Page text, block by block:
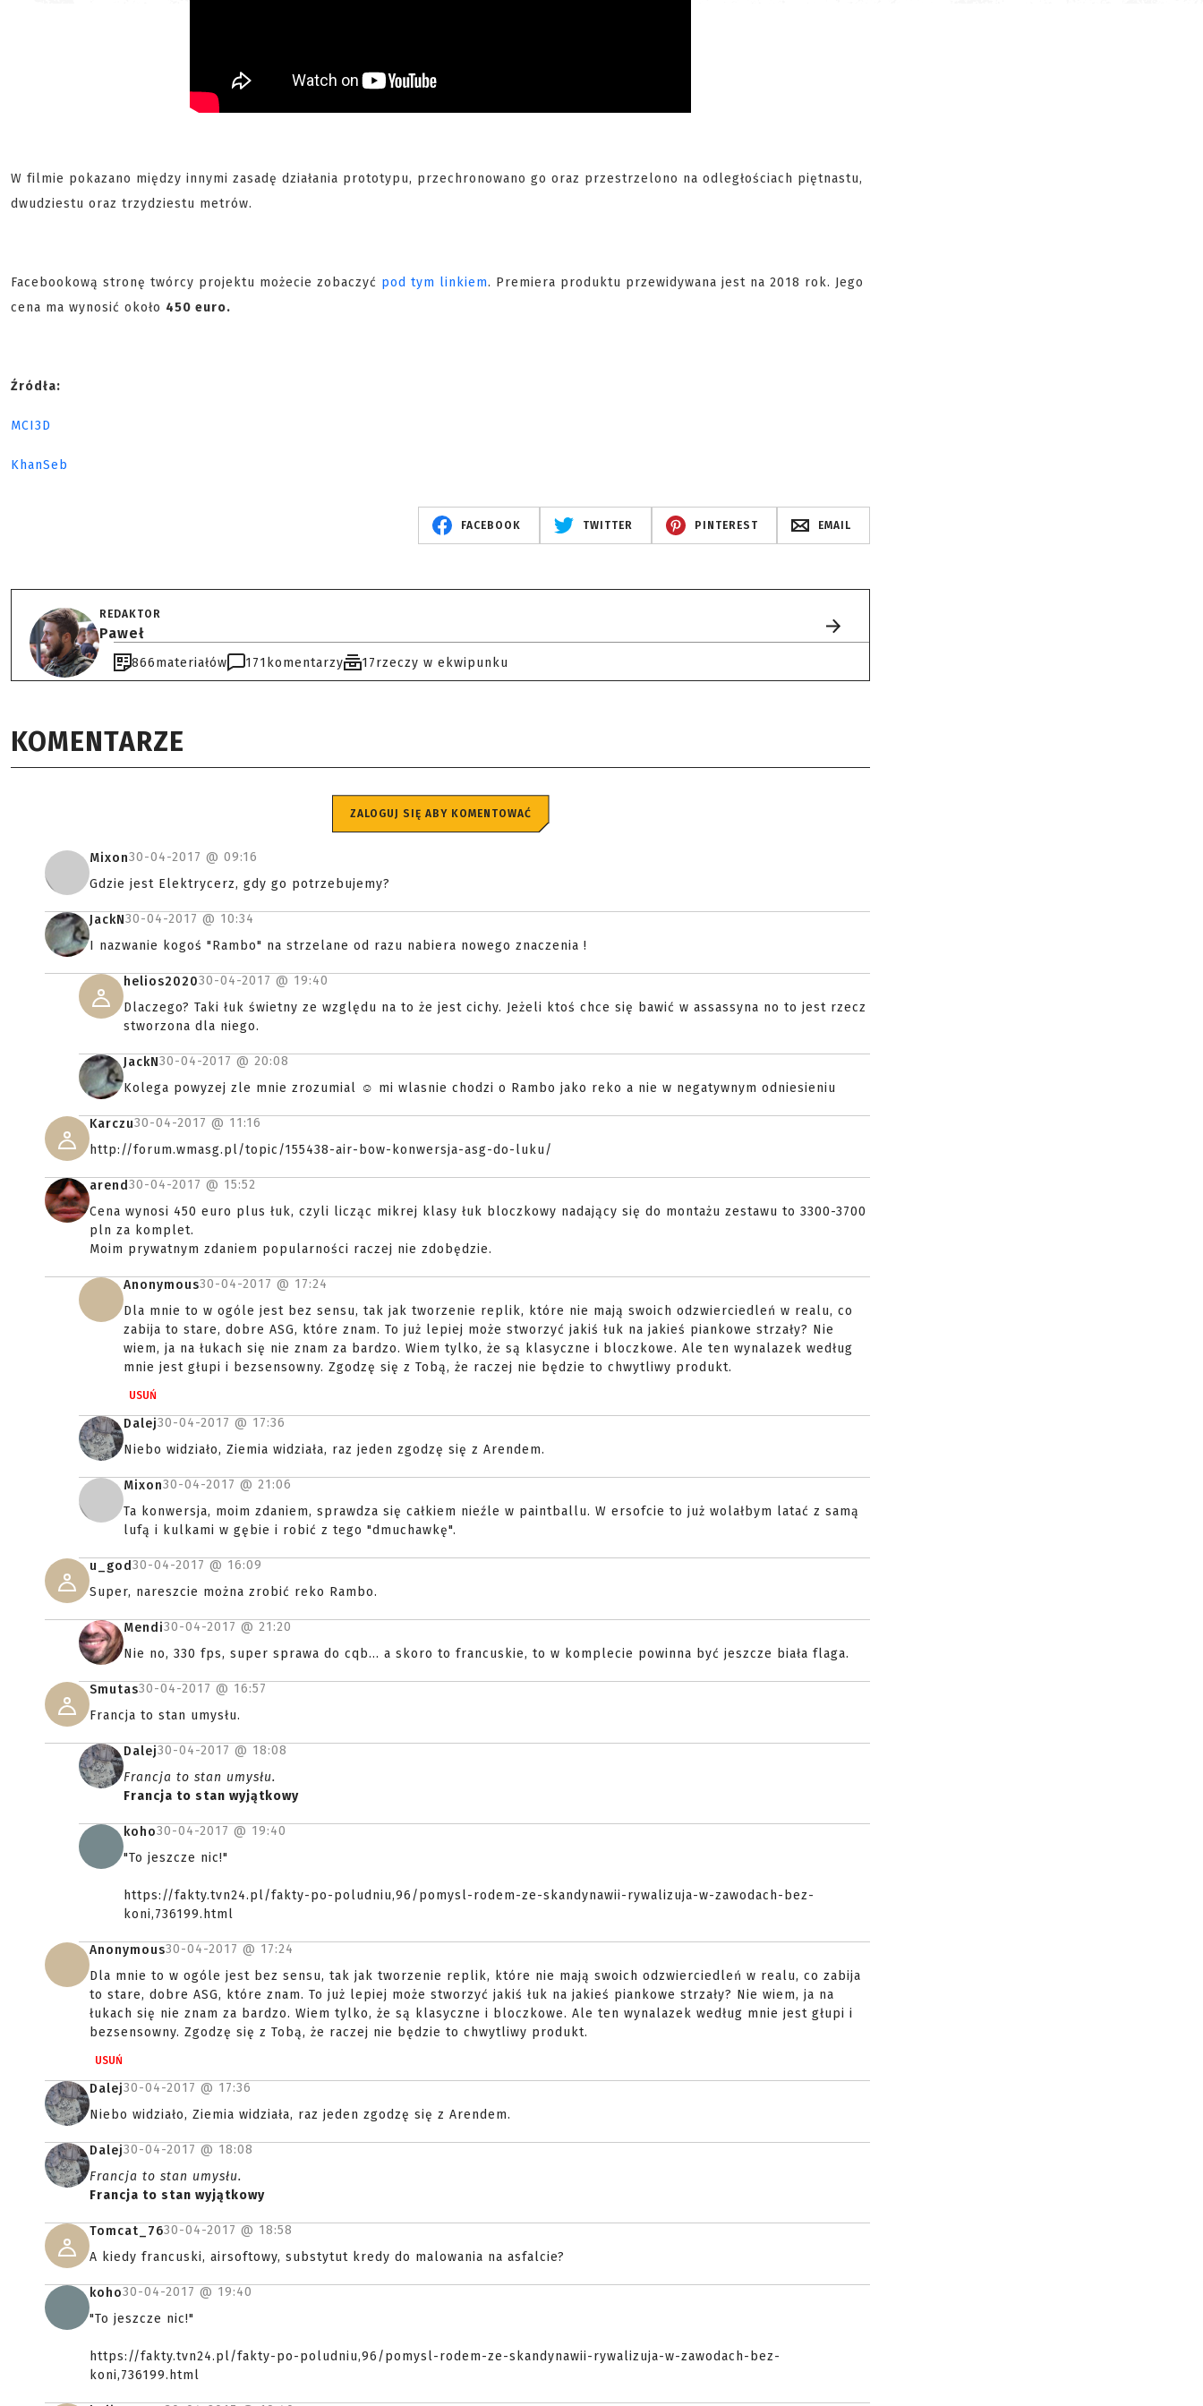
W filmie pokazano między innymi zasadę działania prototypu, przechronowano go oraz przestrzelono na odległościach piętnastu,
dwudziestu oraz trzydziestu metrów.
Facebookową stronę twórcy projektu możecie zobaczyć pod tym linkiem. Premiera produktu przewidywana jest na 2018 rok. Jego
cena ma wynosić około 450 euro.
Źródła:
MCI3D
KhanSeb
FACEBOOK TWITTER PINTEREST EMAIL
REDAKTOR
Paweł
866materiałów 171 komentarzy 17rzeczy w ekwipunku
KOMENTARZE
ZALOGUJ SIĘ ABY KOMENTOWAĆ
Mixon30-04-2017 @ 09:16
Gdzie jest Elektrycerz, gdy go potrzebujemy?
JackN30-04-2017 @ 10:34
I nazwanie kogoś "Rambo" na strzelane od razu nabiera nowego znaczenia !
helios202030-04-2017 @ 19:40
Dlaczego? Taki łuk świetny ze względu na to że jest cichy. Jeżeli ktoś chce się bawić w assassyna no to jest rzecz
stworzona dla niego.
JackN30-04-2017 @ 20:08
Kolega powyzej zle mnie zrozumial ☺ mi wlasnie chodzi o Rambo jako reko a nie w negatywnym odniesieniu
Karczu30-04-2017 @ 11:16
http://forum.wmasg.pl/topic/155438-air-bow-konwersja-asg-do-luku/
arend30-04-2017 @ 15:52
Cena wynosi 450 euro plus łuk, czyli licząc mikrej klasy łuk bloczkowy nadający się do montażu zestawu to 3300-3700
pln za komplet.
Moim prywatnym zdaniem popularności raczej nie zdobędzie.
Anonymous30-04-2017 @ 17:24
Dla mnie to w ogóle jest bez sensu, tak jak tworzenie replik, które nie mają swoich odzwierciedleń w realu, co
zabija to stare, dobre ASG, które znam. To już lepiej może stworzyć jakiś łuk na jakieś piankowe strzały? Nie
wiem, ja na łukach się nie znam za bardzo. Wiem tylko, że są klasyczne i bloczkowe. Ale ten wynalazek według
mnie jest głupi i bezsensowny. Zgodzę się z Tobą, że raczej nie będzie to chwytliwy produkt.
USUŃ
Dalej30-04-2017 @ 17:36
Niebo widziało, Ziemia widziała, raz jeden zgodzę się z Arendem.
Mixon30-04-2017 @ 21:06
Ta konwersja, moim zdaniem, sprawdza się całkiem nieźle w paintballu. W ersofcie to już wolałbym latać z samą
lufą i kulkami w gębie i robić z tego "dmuchawkę".
u_god30-04-2017 @ 16:09
Super, nareszcie można zrobić reko Rambo.
Mendi30-04-2017 @ 21:20
Nie no, 330 fps, super sprawa do cqb... a skoro to francuskie, to w komplecie powinna być jeszcze biała flaga.
Smutas30-04-2017 @ 16:57
Francja to stan umysłu.
Dalej30-04-2017 @ 18:08
Francja to stan umysłu.
Francja to stan wyjątkowy
koho30-04-2017 @ 19:40
"To jeszcze nic!"
https://fakty.tvn24.pl/fakty-po-poludniu,96/pomysl-rodem-ze-skandynawii-rywalizuja-w-zawodach-bez-
koni,736199.html
Anonymous30-04-2017 @ 17:24
Dla mnie to w ogóle jest bez sensu, tak jak tworzenie replik, które nie mają swoich odzwierciedleń w realu, co zabija
to stare, dobre ASG, które znam. To już lepiej może stworzyć jakiś łuk na jakieś piankowe strzały? Nie wiem, ja na
łukach się nie znam za bardzo. Wiem tylko, że są klasyczne i bloczkowe. Ale ten wynalazek według mnie jest głupi i
bezsensowny. Zgodzę się z Tobą, że raczej nie będzie to chwytliwy produkt.
USUŃ
Dalej30-04-2017 @ 17:36
Niebo widziało, Ziemia widziała, raz jeden zgodzę się z Arendem.
Dalej30-04-2017 @ 18:08
Francja to stan umysłu.
Francja to stan wyjątkowy
Tomcat_7630-04-2017 @ 18:58
A kiedy francuski, airsoftowy, substytut kredy do malowania na asfalcie?
koho30-04-2017 @ 19:40
"To jeszcze nic!"
https://fakty.tvn24.pl/fakty-po-poludniu,96/pomysl-rodem-ze-skandynawii-rywalizuja-w-zawodach-bez-
koni,736199.html